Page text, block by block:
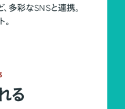
多彩なSNSと連携。
る